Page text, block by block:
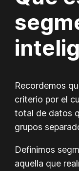
Recordemos
criterio por el
total de datos
grupos
Definimos
aquella que